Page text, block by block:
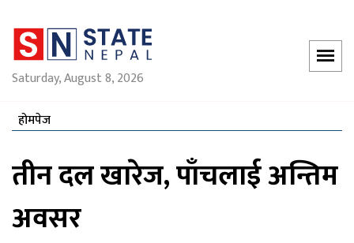
Saturday, August 8, 2026
होमपेज
तीन दल खारेज, पाँचलाई अन्तिम
अवसर